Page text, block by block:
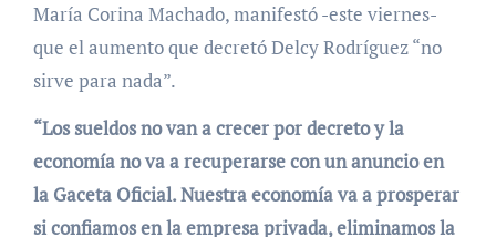
María Corina Machado, manifestó -este viernes-
que el aumento que decretó Delcy Rodríguez “no
sirve para nada”.
“Los sueldos no van a crecer por decreto y la
economía no va a recuperarse con un anuncio en
la Gaceta Oficial. Nuestra economía va a prosperar
si confiamos en la empresa privada, eliminamos la